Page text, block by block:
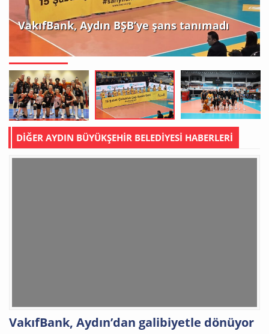
VakıfBank, Aydın BŞB’ye şans tanımadı
DİĞER AYDIN BÜYÜKŞEHİR BELEDİYESİ HABERLERİ
VakıfBank, Aydın’dan galibiyetle dönüyor